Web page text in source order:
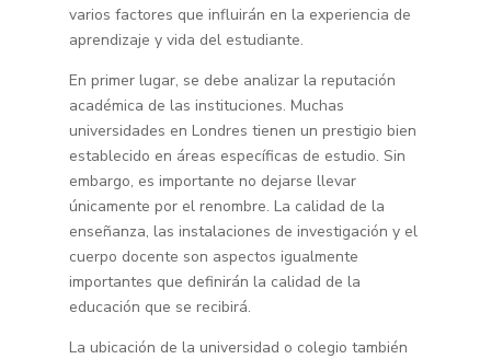
varios factores que influirán en la experiencia de
aprendizaje y vida del estudiante.
En primer lugar, se debe analizar la reputación
académica de las instituciones. Muchas
universidades en Londres tienen un prestigio bien
establecido en áreas específicas de estudio. Sin
embargo, es importante no dejarse llevar
únicamente por el renombre. La calidad de la
enseñanza, las instalaciones de investigación y el
cuerpo docente son aspectos igualmente
importantes que definirán la calidad de la
educación que se recibirá.
La ubicación de la universidad o colegio también